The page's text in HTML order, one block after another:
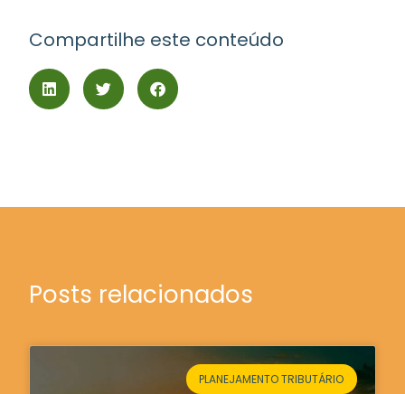
Compartilhe este conteúdo
Posts relacionados
PLANEJAMENTO TRIBUTÁRIO